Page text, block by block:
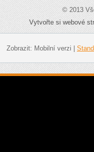
© 2013
Vytvořte si webové
Zobrazit: Mobilní verzi